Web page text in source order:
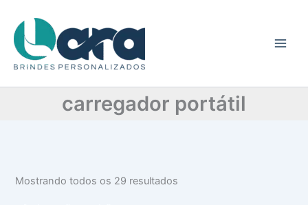
para
conteúdo
carregador portátil
t
e
r
Mostrando todos os 29 resultados